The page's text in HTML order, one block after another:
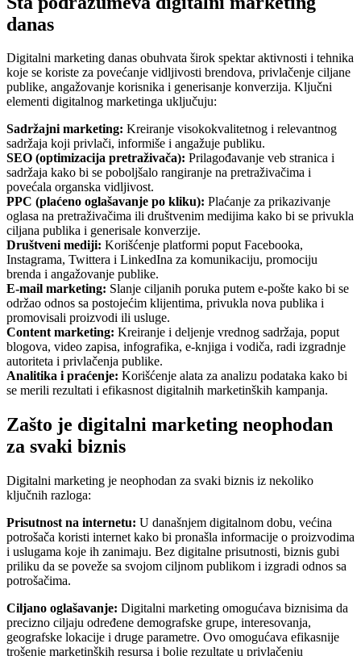
danas
Digitalni marketing danas obuhvata širok spektar aktivnosti i tehnika
koje se koriste za povećanje vidljivosti brendova, privlačenje ciljane
publike, angažovanje korisnika i generisanje konverzija. Ključni
elementi digitalnog marketinga uključuju:
Sadržajni marketing: Kreiranje visokokvalitetnog i relevantnog
sadržaja koji privlači, informiše i angažuje publiku.
SEO (optimizacija pretraživača): Prilagođavanje veb stranica i
sadržaja kako bi se poboljšalo rangiranje na pretraživačima i
povećala organska vidljivost.
PPC (plaćeno oglašavanje po kliku): Plaćanje za prikazivanje
oglasa na pretraživačima ili društvenim medijima kako bi se privukla
ciljana publika i generisale konverzije.
Društveni mediji: Korišćenje platformi poput Facebooka,
Instagrama, Twittera i LinkedIna za komunikaciju, promociju
brenda i angažovanje publike.
E-mail marketing: Slanje ciljanih poruka putem e-pošte kako bi se
održao odnos sa postojećim klijentima, privukla nova publika i
promovisali proizvodi ili usluge.
Content marketing: Kreiranje i deljenje vrednog sadržaja, poput
blogova, video zapisa, infografika, e-knjiga i vodiča, radi izgradnje
autoriteta i privlačenja publike.
Analitika i praćenje: Korišćenje alata za analizu podataka kako bi
se merili rezultati i efikasnost digitalnih marketinških kampanja.
Zašto je digitalni marketing neophodan
za svaki biznis
Digitalni marketing je neophodan za svaki biznis iz nekoliko
ključnih razloga:
Prisutnost na internetu: U današnjem digitalnom dobu, većina
potrošača koristi internet kako bi pronašla informacije o proizvodima
i uslugama koje ih zanimaju. Bez digitalne prisutnosti, biznis gubi
priliku da se poveže sa svojom ciljnom publikom i izgradi odnos sa
potrošačima.
Ciljano oglašavanje: Digitalni marketing omogućava biznisima da
precizno ciljaju određene demografske grupe, interesovanja,
geografske lokacije i druge parametre. Ovo omogućava efikasnije
trošenje marketinških resursa i bolje rezultate u privlačenju